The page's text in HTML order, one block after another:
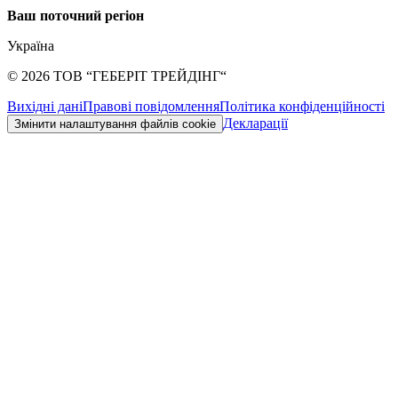
Ваш поточний регіон
Україна
© 2026 ТОВ “ГЕБЕРІТ ТРЕЙДІНГ“
Вихідні даніПравові повідомленняПолітика конфіденційності
Змінити налаштування файлів cookie Декларації